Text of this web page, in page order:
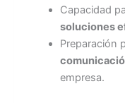
Capacidad
soluciones
Preparación
empresa.